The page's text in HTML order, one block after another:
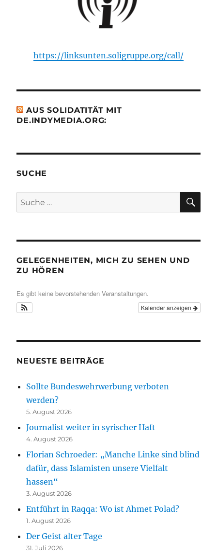
https://linksunten.soligruppe.org/call/
AUS SOLIDATITÄT MIT
DE.INDYMEDIA.ORG:
SUCHE
Suche
nach:
GELEGENHEITEN, MICH ZU SEHEN UND
ZU HÖREN
Es gibt keine bevorstehenden Veranstaltungen.
Kalender anzeigen
NEUESTE BEITRÄGE
Sollte Bundeswehrwerbung verboten
werden?
5. August 2026
Journalist weiter in syrischer Haft
4. August 2026
Florian Schroeder: „Manche Linke sind blind
dafür, dass Islamisten unsere Vielfalt
hassen“
3. August 2026
Entführt in Raqqa: Wo ist Ahmet Polad?
1. August 2026
Der Geist alter Tage
31. Juli 2026